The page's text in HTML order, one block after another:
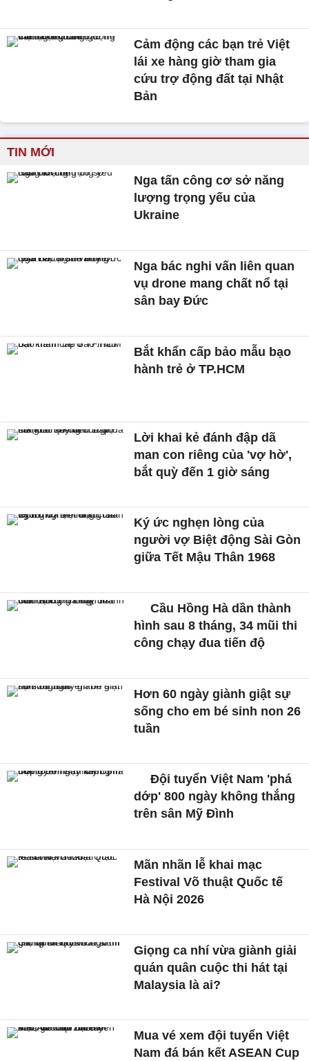
Cảm động các bạn trẻ Việt
lái xe hàng giờ tham gia
cứu trợ động đất tại Nhật
Bản
TIN MỚI
Nga tấn công cơ sở năng
lượng trọng yếu của
Ukraine
Nga bác nghi vấn liên quan
vụ drone mang chất nổ tại
sân bay Đức
Bắt khẩn cấp bảo mẫu bạo
hành trẻ ở TP.HCM
Lời khai kẻ đánh đập dã
man con riêng của 'vợ hờ',
bắt quỳ đến 1 giờ sáng
Ký ức nghẹn lòng của
người vợ Biệt động Sài Gòn
giữa Tết Mậu Thân 1968
Cầu Hồng Hà dần thành
hình sau 8 tháng, 34 mũi thi
công chạy đua tiến độ
Hơn 60 ngày giành giật sự
sống cho em bé sinh non 26
tuần
Đội tuyển Việt Nam 'phá
dớp' 800 ngày không thắng
trên sân Mỹ Đình
Mãn nhãn lễ khai mạc
Festival Võ thuật Quốc tế
Hà Nội 2026
Giọng ca nhí vừa giành giải
quán quân cuộc thi hát tại
Malaysia là ai?
Mua vé xem đội tuyển Việt
Nam đá bán kết ASEAN Cup